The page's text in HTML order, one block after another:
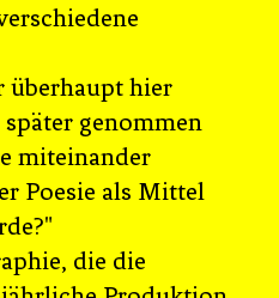
überhaupt hier
genommen
miteinander
Poesie als Mittel
die die